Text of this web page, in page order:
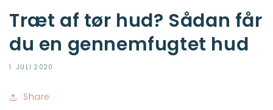
Træt af tør hud? Sådan får
du en gennemfugtet hud
1. JULI 2020
Share